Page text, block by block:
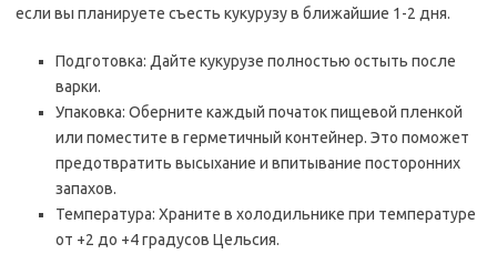
если вы планируете съесть кукурузу в ближайшие 1-2 дня.
Подготовка: Дайте кукурузе полностью остыть после
варки.
Упаковка: Оберните каждый початок пищевой пленкой
или поместите в герметичный контейнер. Это поможет
предотвратить высыхание и впитывание посторонних
запахов.
Температура: Храните в холодильнике при температуре
от +2 до +4 градусов Цельсия.